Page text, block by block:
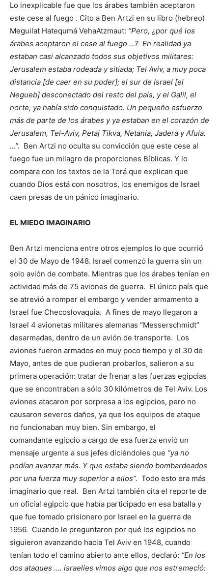
Lo inexplicable fue que los árabes también aceptaron
este cese al fuego . Cito a Ben Artzi en su libro (hebreo)
Meguilat Hatequmá VehaAtzmaut: “Pero, ¿por qué los
árabes aceptaron el cese al fuego …? En realidad ya
estaban casi alcanzado todos sus objetivos militares:
Jerusalem estaba rodeada y sitiada; Tel Aviv, a muy poca
distancia [de caer en su poder]; el sur de Israel [el
Negueb] desconectado del resto del país, y el Galil, el
norte, ya había sido conquistado. Un pequeño esfuerzo
más de parte de los árabes y ya estaban en el corazón de
Jerusalem, Tel-Aviv, Petaj Tikva, Netania, Jadera y Afula.
…”. Ben Artzi no oculta su convicción que este cese al
fuego fue un milagro de proporciones Bíblicas. Y lo
compara con los textos de la Torá que explican que
cuando Dios está con nosotros, los enemigos de Israel
caen presas de un pánico imaginario.
EL MIEDO IMAGINARIO
Ben Artzi menciona entre otros ejemplos lo que ocurrió
el 30 de Mayo de 1948. Israel comenzó la guerra sin un
solo avión de combate. Mientras que los árabes tenían en
actividad más de 75 aviones de guerra. El único país que
se atrevió a romper el embargo y vender armamento a
Israel fue Checoslovaquia. A fines de mayo llegaron a
Israel 4 avionetas militares alemanas “Messerschmidt”
desarmadas, dentro de un avión de transporte. Los
aviones fueron armados en muy poco tiempo y el 30 de
Mayo, antes de que pudieran probarlos, salieron a su
primera operación: tratar de frenar a las fuerzas egipcias
que se encontraban a sólo 30 kilómetros de Tel Aviv. Los
aviones atacaron por sorpresa a los egipcios, pero no
causaron severos daños, ya que los equipos de ataque
no funcionaban muy bien. Sin embargo, el
comandante egipcio a cargo de esa fuerza envió un
mensaje urgente a sus jefes diciéndoles que “ya no
podían avanzar más. Y que estaba siendo bombardeados
por una fuerza muy superior a ellos”. Todo esto era más
imaginario que real. Ben Artzi también cita el reporte de
un oficial egipcio que había participado en esa batalla y
que fue tomado prisionero por Israel en la guerra de
1956. Cuando le preguntaron por qué los egipcios no
siguieron avanzando hacia Tel Aviv en 1948, cuando
tenían todo el camino abierto ante ellos, declaró: “En los
dos ataques …. israelíes vimos algo que nos estremeció: